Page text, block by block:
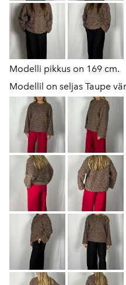
Modelli pikkus on 169 cm.
Modellil on seljas Taupe